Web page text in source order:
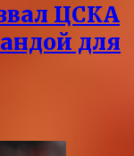
ЦСКА
для